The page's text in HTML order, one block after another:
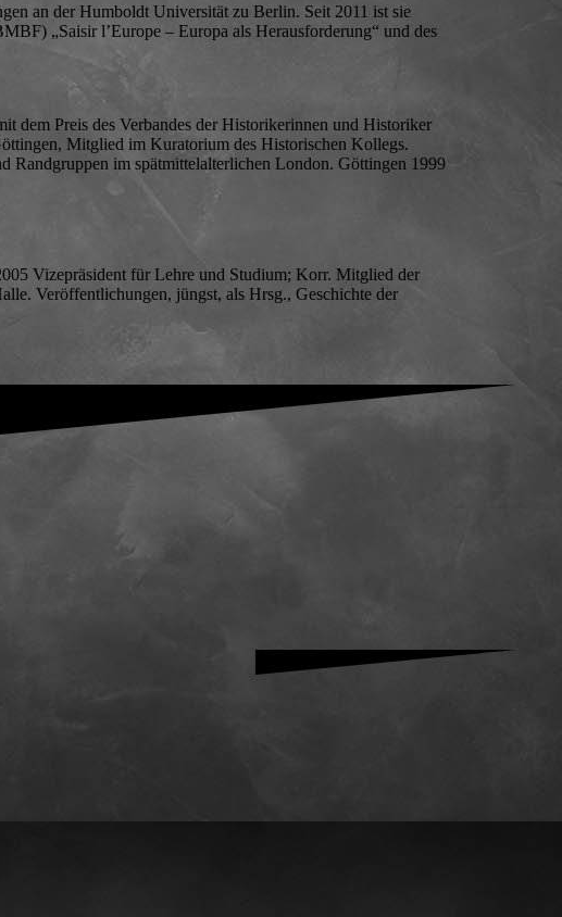
an der Humboldt Universität zu Berlin. Seit 2011 ist sie
„Saisir l’Europe – Europa als Herausforderung“ und des
dem Preis des Verbandes der Historikerinnen und Historiker
Mitglied im Kuratorium des Historischen Kollegs.
Randgruppen im spätmittelalterlichen London. Göttingen 1999
Vizepräsident für Lehre und Studium; Korr. Mitglied der
Veröffentlichungen, jüngst, als Hrsg., Geschichte der